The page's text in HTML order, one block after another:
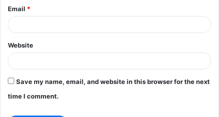
Email *
Website
Save my name, email, and website in this browser for the next
time I comment.